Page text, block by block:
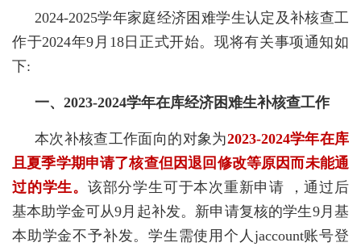
2024-2025学年家庭经济困难学生认定及补核查工
作于2024年9月18日 正式开始。现将有关事项通知如
下:
一、2023-2024学年在库经济困难生补核查工作
本次补核查工作面向的对象为2023-2024学年在库
且夏季学期申请了核查但因退回修改等原因而未能通
过的学生。 该部分学生可于本次重新申请 ，通过后
基本助学金可从9月起补发。新申请复核的学生9月基
本助学金不予补发。学生需使用个人jaccount账号登